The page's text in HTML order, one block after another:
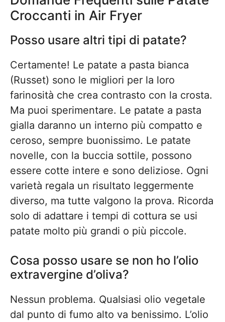
Croccanti in Air Fryer
Posso usare altri tipi di patate?
Certamente! Le patate a pasta bianca
(Russet) sono le migliori per la loro
farinosità che crea contrasto con la crosta.
Ma puoi sperimentare. Le patate a pasta
gialla daranno un interno più compatto e
ceroso, sempre buonissimo. Le patate
novelle, con la buccia sottile, possono
essere cotte intere e sono deliziose. Ogni
varietà regala un risultato leggermente
diverso, ma tutte valgono la prova. Ricorda
solo di adattare i tempi di cottura se usi
patate molto più grandi o più piccole.
Cosa posso usare se non ho l’olio
extravergine d’oliva?
Nessun problema. Qualsiasi olio vegetale
dal punto di fumo alto va benissimo. L’olio